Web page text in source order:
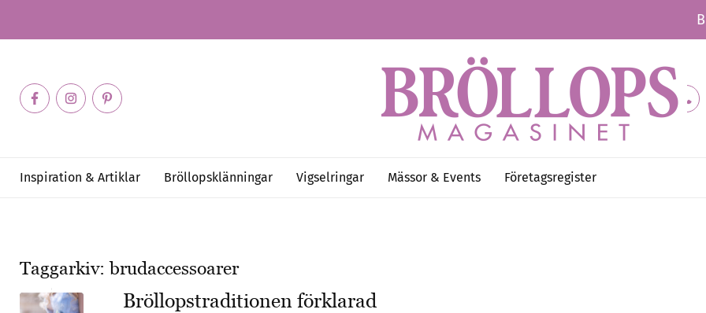
Inspiration & Artiklar Bröllopsklänningar Vigselringar Mässor & Events Företagsregister
Taggarkiv:brudaccessoarer
Bröllopstraditionen förklarad